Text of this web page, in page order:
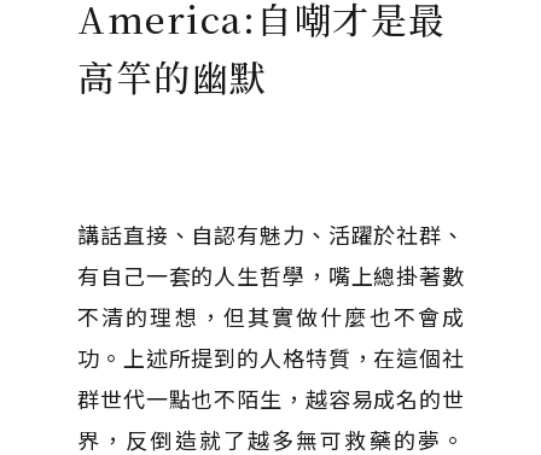
America:自嘲才是最
高竿的幽默
講話直接、自認有魅力、活躍於社群、
有自己一套的人生哲學，嘴上總掛著數
不清的理想，但其實做什麼也不會成
功。上述所提到的人格特質，在這個社
群世代一點也不陌生，越容易成名的世
界，反倒造就了越多無可救藥的夢。